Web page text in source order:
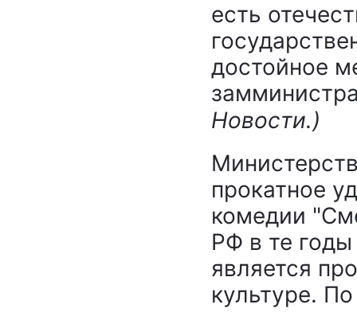
есть
достойное
Новости.)
прокатное
комедии
РФ в те
является
культуре.